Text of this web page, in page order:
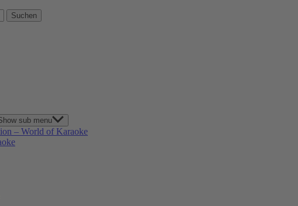
sub menu
– World of Karaoke